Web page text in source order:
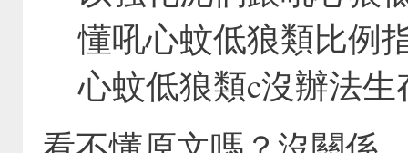
懂吼心蚊低狼類比例
心蚊低狼類c沒辦法